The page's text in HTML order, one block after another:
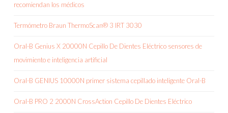
recomiendan los médicos
Termómetro Braun ThermoScan® 3 IRT 3030
Oral-B Genius X 20000N Cepillo De Dientes Eléctrico sensores de
movimiento e inteligencia artificial
Oral-B GENIUS 10000N primer sistema cepillado inteligente Oral-B
Oral-B PRO 2 2000N CrossAction Cepillo De Dientes Eléctrico